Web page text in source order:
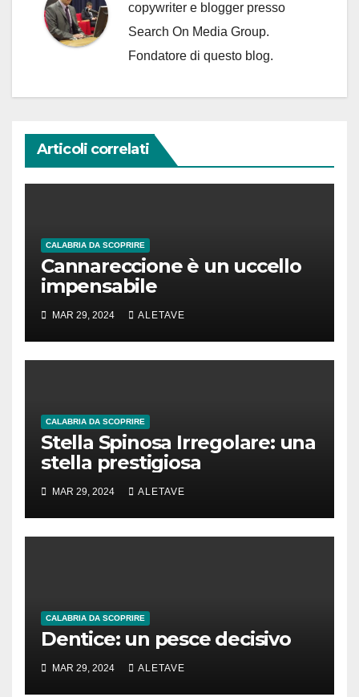
copywriter e blogger presso
Search On Media Group.
Fondatore di questo blog.
Articoli correlati
CALABRIA DA SCOPRIRE
Cannareccione è un uccello
impensabile
MAR 29, 2024 ALETAVE
CALABRIA DA SCOPRIRE
Stella Spinosa Irregolare: una
stella prestigiosa
MAR 29, 2024 ALETAVE
CALABRIA DA SCOPRIRE
Dentice: un pesce decisivo
MAR 29, 2024 ALETAVE